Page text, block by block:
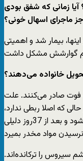
زمانی که شفق بودی
اسهال خونی؟
بیمار شد و اهمیتی
خانواده می‌دهند؟
فوت صادر می‌کنند. علت
که اصلا ربطی ندارد،
چون معتاد پس از سه، چهارروز پاک می‌شود و بعد از 37روز دلیلی
سیروس را ترکانده‌اند.